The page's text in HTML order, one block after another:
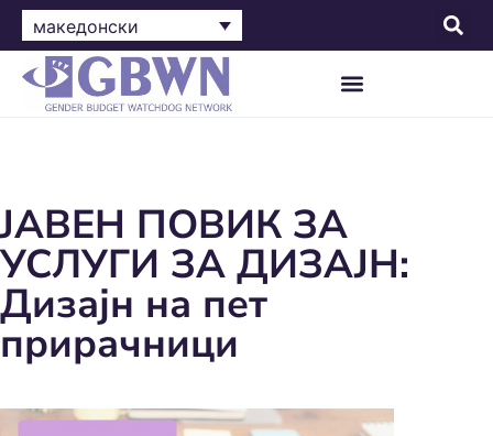
македонски
ЈАВЕН ПОВИК ЗА
УСЛУГИ ЗА ДИЗАЈН:
Дизајн на пет
прирачници